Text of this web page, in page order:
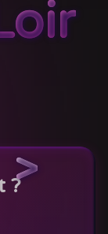
?>